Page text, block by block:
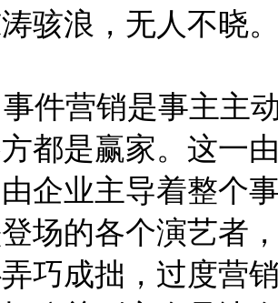
骇浪，无人不晓
件营销是事主主
都是赢家。这一
企业主导着整个
场的各个演艺者
巧成拙，过度营